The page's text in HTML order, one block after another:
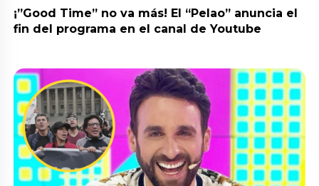
¡”Good Time” no va más! El “Pelao” anuncia el
fin del programa en el canal de Youtube